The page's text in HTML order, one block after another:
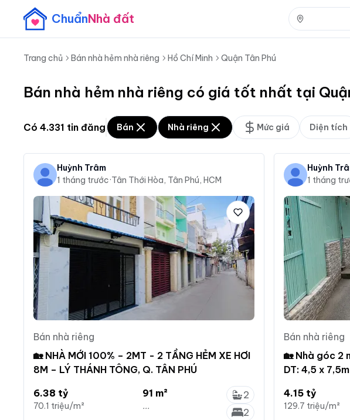
ChuẩnNhà đất
Trang chủ Bán nhà hẻm nhà riêng Hồ Chí Minh Quận Tân Phú
Bán nhà hẻm nhà riêng có giá tốt nhất tại
Có 4.331 tin đăng Bán Nhà riêng Mức giá Diện tích
Huỳnh Trâm
1 tháng trước·Tân Thới Hòa, Tân Phú, HCM
Bán nhà riêng
🏡 NHÀ MỚI 100% – 2MT - 2 TẦNG HẺM XE HƠI
8M – LÝ THÁNH TÔNG, Q. TÂN PHÚ
6.38 tỷ
70.1 triệu/m²
91 m²
...
2
2
Huỳnh
1 tháng
Bán nhà riêng
🏡 Nhà góc 2
DT: 4,5 x
4.15 tỷ
129.7 triệu/m²